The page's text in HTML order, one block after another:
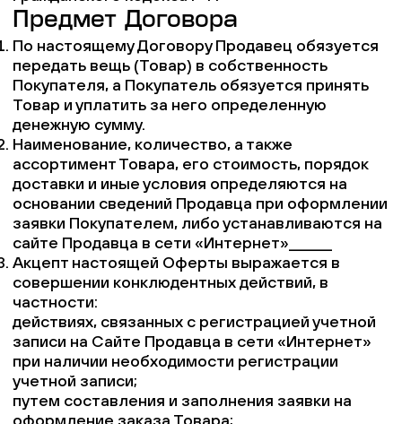
Предмет Договора
По настоящему Договору Продавец обязуется
передать вещь (Товар) в собственность
Покупателя, а Покупатель обязуется принять
Товар и уплатить за него определенную
денежную сумму.
Наименование, количество, а также
ассортимент Товара, его стоимость, порядок
доставки и иные условия определяются на
основании сведений Продавца при оформлении
заявки Покупателем, либо устанавливаются на
сайте Продавца в сети «Интернет»______
Акцепт настоящей Оферты выражается в
совершении конклюдентных действий, в
частности:
действиях, связанных с регистрацией учетной
записи на Сайте Продавца в сети «Интернет»
при наличии необходимости регистрации
учетной записи;
путем составления и заполнения заявки на